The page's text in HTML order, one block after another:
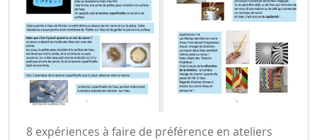
8 expériences à faire de préférence en ateliers